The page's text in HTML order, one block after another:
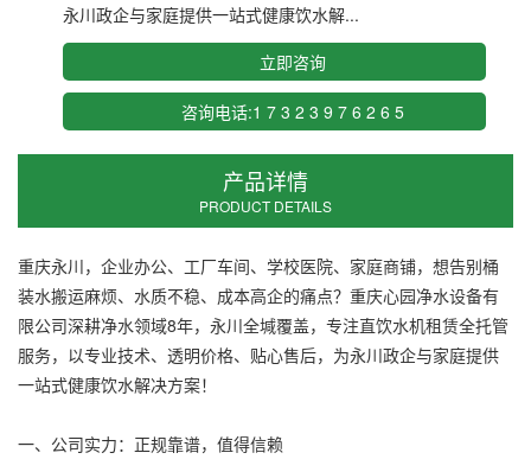
永川政企与家庭提供一站式健康饮水解...
立即咨询
咨询电话:1 7 3 2 3 9 7 6 2 6 5
产品详情
PRODUCT DETAILS
重庆永川，企业办公、工厂车间、学校医院、家庭商铺，想告别桶
装水搬运麻烦、水质不稳、成本高企的痛点？重庆心园净水设备有
限公司深耕净水领域8年，永川全堿覆盖，专注直饮水机租赁全托管
服务，以专业技术、透明价格、贴心售后，为永川政企与家庭提供
一站式健康饮水解决方案！
一、公司实力：正规靠谱，值得信赖